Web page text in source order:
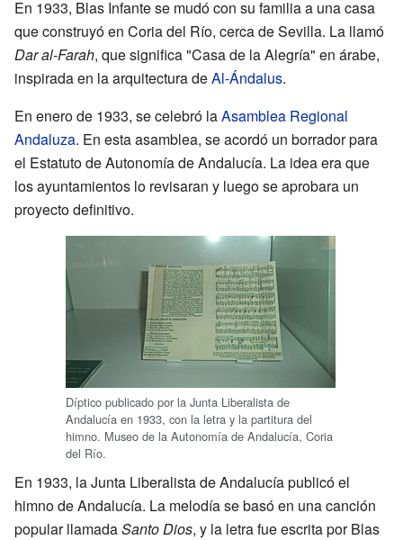
En 1933, Blas Infante se mudó con su familia a una casa
que construyó en Coria del Río, cerca de Sevilla. La llamó
Dar al-Farah, que significa "Casa de la Alegría" en árabe,
inspirada en la arquitectura deAl-Ándalus.
En enero de 1933, se celebró laAsamblea Regional
Andaluza. En esta asamblea, se acordó un borrador para
el Estatuto de Autonomía de Andalucía. La idea era que
los ayuntamientos lo revisaran y luego se aprobara un
proyecto definitivo.
Díptico publicado por la Junta Liberalista de
Andalucía en 1933, con la letra y la partitura del
himno. Museo de la Autonomía de Andalucía, Coria
del Río.
En 1933, la Junta Liberalista de Andalucía publicó el
himno de Andalucía. La melodía se basó en una canción
popular llamadaSanto Dios, y la letra fue escrita por Blas